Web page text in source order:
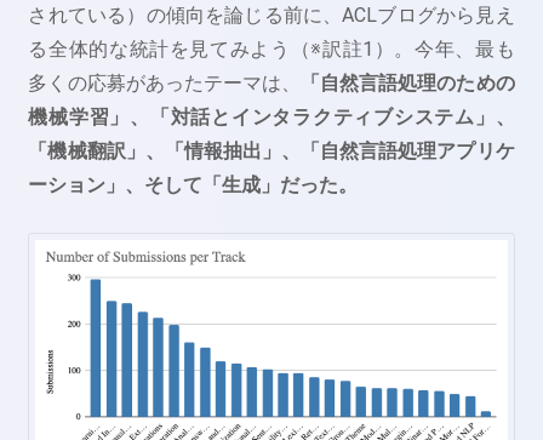
されている）の傾向を論じる前に、ACLブログから見え
る全体的な統計を見てみよう（※訳註1）。今年、最も
多くの応募があったテーマは、
「自然言語処理のための
機械学習」、「対話とインタラクティブシステム」、
「機械翻訳」、「情報抽出」、「自然言語処理アプリケ
ーション」、そして「生成」だった。